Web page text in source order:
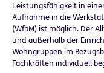
Leistungsfähigkeit in
Aufnahme in die
(WfbM) ist möglich. Der
und außerhalb der
Wohngruppen im
Fachkräften individuell